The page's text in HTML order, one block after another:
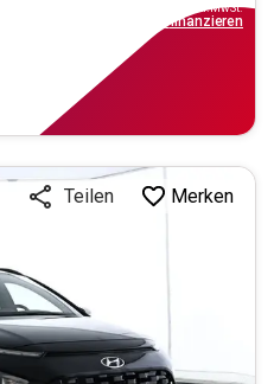
inkl.MwSt.
finanzieren
Teilen Merken